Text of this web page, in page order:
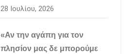
28 Ιουλίου, 2026
«Αν την αγάπη για τον
πλησίον μας δε μπορούμε